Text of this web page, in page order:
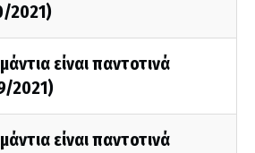
2021)
είναι παντοτινά
2021)
είναι παντοτινά